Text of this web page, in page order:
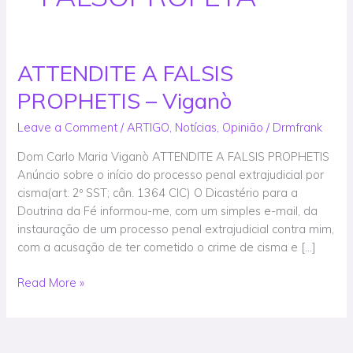
ATTENDITE A FALSIS
PROPHETIS – Viganò
Leave a Comment /ARTIGO, Notícias, Opinião / Drmfrank
Dom Carlo Maria Viganò ATTENDITE A FALSIS PROPHETIS
Anúncio sobre o início do processo penal extrajudicial por
cisma(art. 2º SST; cân. 1364 CIC) O Dicastério para a
Doutrina da Fé informou-me, com um simples e-mail, da
instauração de um processo penal extrajudicial contra mim,
com a acusação de ter cometido o crime de cisma e […]
ATTENDITE
A
FALSIS
PROPHETIS
Viganò
Read More »